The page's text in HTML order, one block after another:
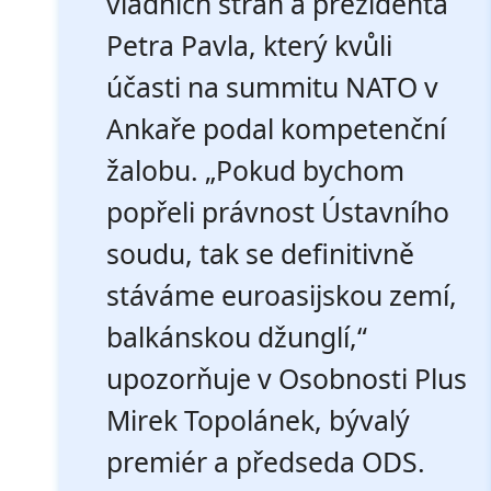
Petra Pavla, který kvůli
účasti na summitu NATO v
Ankaře podal kompetenční
žalobu. „Pokud bychom
popřeli právnost Ústavního
soudu, tak se definitivně
stáváme euroasijskou zemí,
balkánskou džunglí,“
upozorňuje v Osobnosti Plus
Mirek Topolánek, bývalý
premiér a předseda ODS.